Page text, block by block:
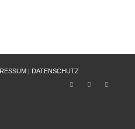
DATENSCHUTZ